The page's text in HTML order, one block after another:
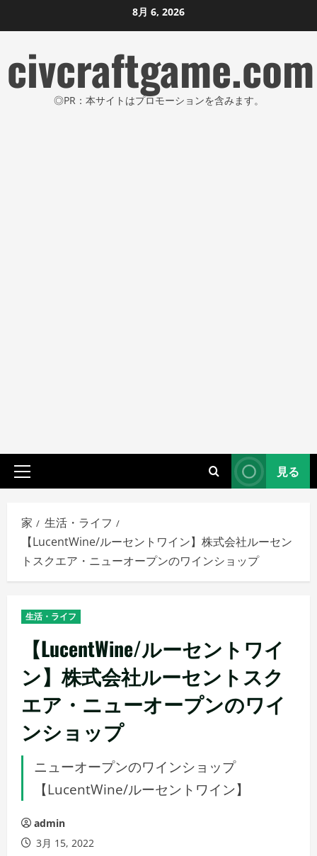
ン
ン
ツ
8月 6, 2026
civcraftgame.com
◎PR：本サイトはプロモーションを含みます。
プ
イ
マ
リ
メ
ニ
ー
見る
家
生活・ライフ
【LucentWine/ルーセントワイン】株式会社ルーセン
トスクエア・ニューオープンのワインショップ
生活・ライフ
【LucentWine/ルーセントワイ
ン】株式会社ルーセントスク
エア・ニューオープンのワイ
ンショップ
ニューオープンのワインショップ
【LucentWine/ルーセントワイン】
admin
3月 15, 2022